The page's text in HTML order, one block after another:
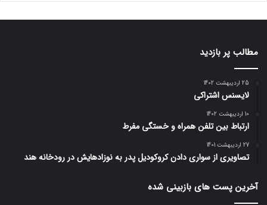
مطالب پر بازدید
25 اردیبهشت 1402
لایسنس اشتراکی
10 اردیبهشت 1402
ارتباط بین تلفن همراه و خستگی مفرط
27 اردیبهشت 1401
تصاویری از سواری دادن کروکودیل پدر به نوزادهایش در رودخانه هند
آخرین پست های بازبینی شده